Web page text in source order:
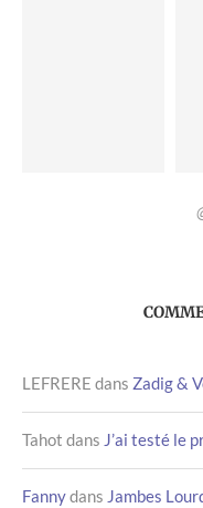
LEFRERE dans Zadig &
Tahot dans J’ai testé le
Fannydans Jambes